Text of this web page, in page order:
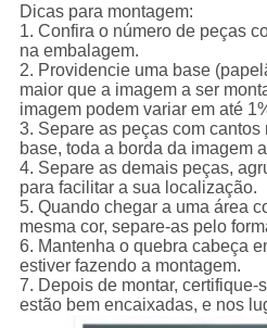
Dicas para montagem:
1. Confira o número de peças
na embalagem.
2. Providencie uma base
maior que a imagem a ser
imagem podem variar em até
3. Separe as peças com cantos
base, toda a borda da imagem
4. Separe as demais peças,
para facilitar a sua localização.
5. Quando chegar a uma área
mesma cor, separe-as pelo
6. Mantenha o quebra cabeça
estiver fazendo a montagem.
7. Depois de montar, certifique-
estão bem encaixadas, e nos